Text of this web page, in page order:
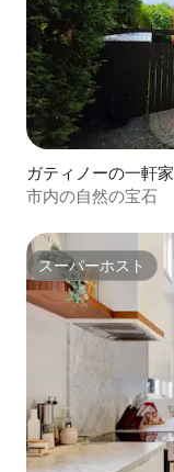
ガティノーの一軒家
市内の自然の宝石
スーパーホスト
スーパーホスト